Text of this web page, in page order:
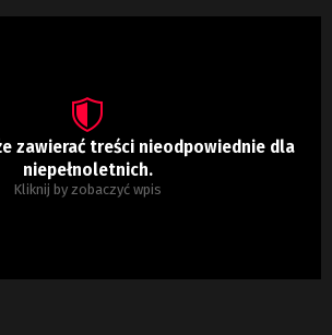
zawierać treści nieodpowiednie dla
niepełnoletnich.
Kliknij by zobaczyć wpis